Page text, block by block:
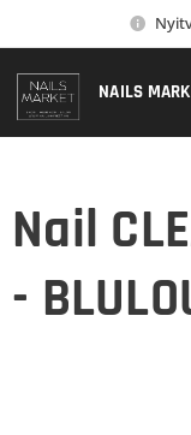
NAILS
Nail
-